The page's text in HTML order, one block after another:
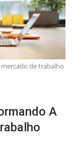
de trabalho
A